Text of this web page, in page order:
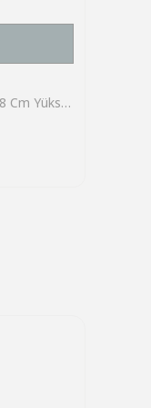
Eglo 421476 "TUBARAN" 18 Cm Yüksekliğinde Metal Vazo